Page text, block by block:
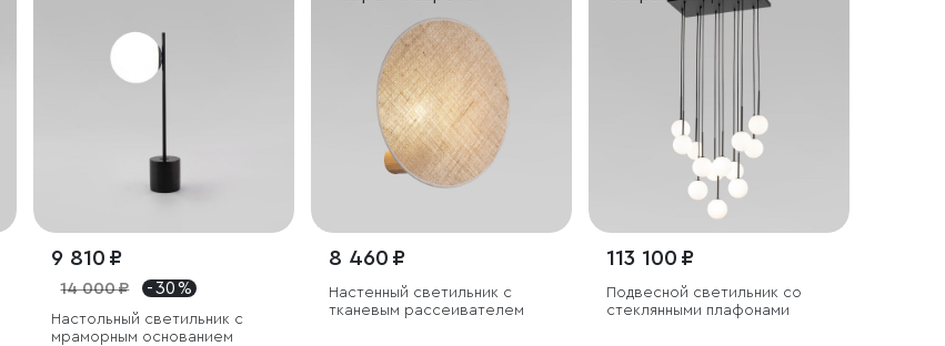
9 810 ₽
14 000 ₽ - 30 %
Настольный светильник с
мраморным основанием
8 460 ₽
Настенный светильник с
тканевым рассеивателем
113 100 ₽
Подвесной светильник со
стеклянными плафонами